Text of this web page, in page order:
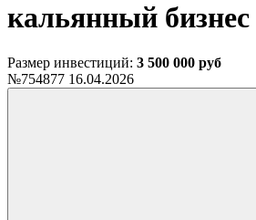
кальянный бизнес
Размер инвестиций: 3 500 000 руб
№754877 16.04.2026